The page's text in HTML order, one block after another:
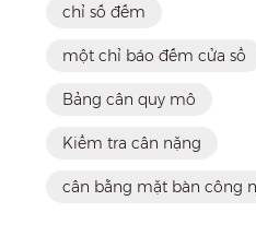
chỉ số đếm
một chỉ báo đếm cửa sổ
Bảng cân quy mô
Kiểm tra cân nặng
cân bằng mặt bàn công